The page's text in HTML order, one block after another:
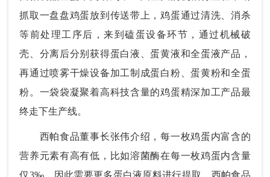
抓取一盘盘鸡蛋放到传送带上，鸡蛋通过清洗、消杀
等前处理工序后，来到磕蛋设备环节，通过机械破
壳、分离后分别获得蛋白液、蛋黄液和全蛋液产品，
再通过喷雾干燥设备加工制成蛋白粉、蛋黄粉和全蛋
粉。一袋袋凝聚着高科技含量的鸡蛋精深加工产品最
终走下生产线。
西帕食品董事长张伟介绍，每一枚鸡蛋内富含的
营养元素有高有低，比如溶菌酶在每一枚鸡蛋内含量
仅3‰，因此需要更多蛋白液原料进行提取。西帕食品